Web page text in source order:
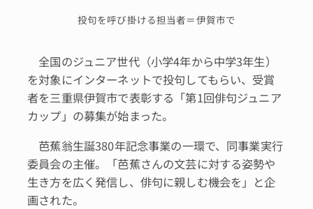
投句を呼び掛ける担当者＝伊賀市で
全国のジュニア世代（小学4年から中学3年生）
を対象にインターネットで投句してもらい、受賞
者を三重県伊賀市で表彰する「第1回俳句ジュニア
カップ」の募集が始まった。
芭蕉翁生誕380年記念事業の一環で、同事業実行
委員会の主催。「芭蕉さんの文芸に対する姿勢や
生き方を広く発信し、俳句に親しむ機会を」と企
画された。